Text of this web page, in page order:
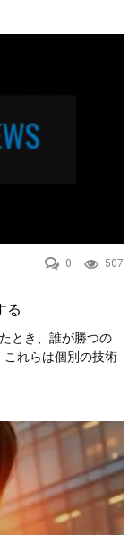
507
0
る
とき、誰が勝つの
これらは個別の技術